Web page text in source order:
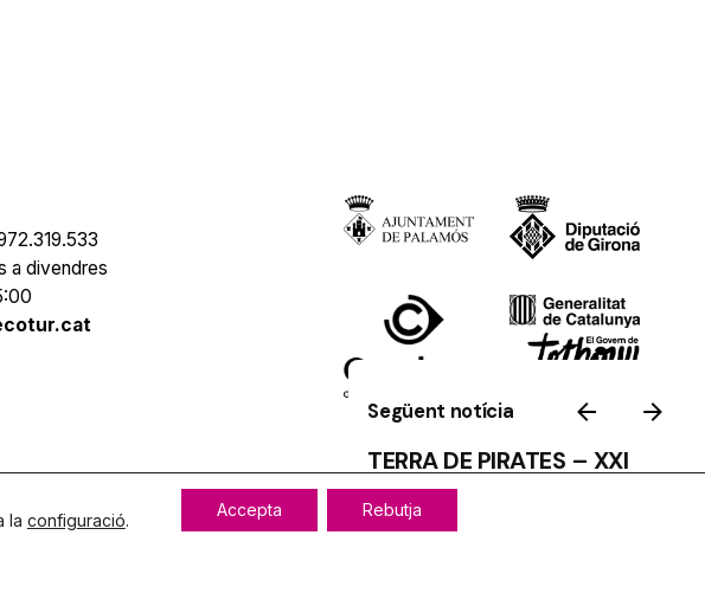
Següent notícia
TERRA DE PIRATES – XXI
BOTIGA AL CARRER
a divendres
la configuració.
Accepta Rebutja